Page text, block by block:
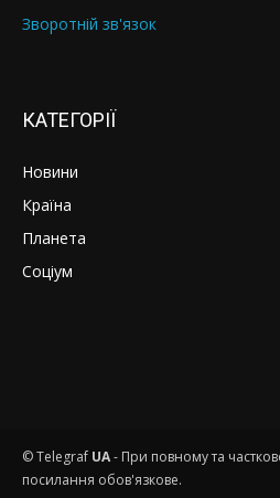
Зворотній зв'язок
КАТЕГОРІЇ
Новини
Країна
Планета
Соціум
© Telegraf UA- При повному та
посилання обов'язкове.